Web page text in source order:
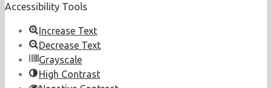
Accessibility Tools
Increase Text
Decrease Text
Grayscale
High Contrast